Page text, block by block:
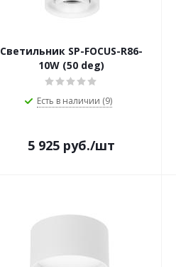
Светильник SP-FOCUS-R86-
10W (50 deg)
Есть в наличии (9)
5 925 руб./шт